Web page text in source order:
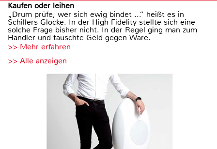
Kaufen oder leihen
„Drum prüfe, wer sich ewig bindet ...“ heißt es in
Schillers Glocke. In der High Fidelity stellte sich eine
solche Frage bisher nicht. In der Regel ging man zum
Händler und tauschte Geld gegen Ware.
>> Mehr erfahren
>> Alle anzeigen